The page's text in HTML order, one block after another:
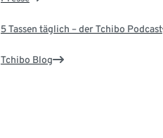
5 Tassen täglich – der Tchibo Podcast
Tchibo Blog